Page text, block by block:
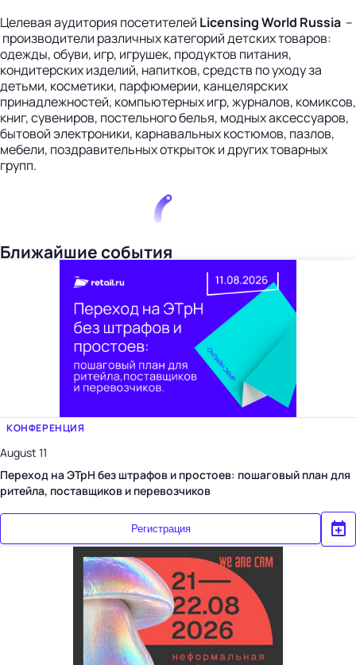
Целевая аудитория посетителей Licensing World Russia –
производители различных категорий детских товаров:
одежды, обуви, игр, игрушек, продуктов питания,
кондитерских изделий, напитков, средств по уходу за
детьми, косметики, парфюмерии, канцелярских
принадлежностей, компьютерных игр, журналов, комиксов,
книг, сувениров, постельного белья, модных аксессуаров,
бытовой электроники, карнавальных костюмов, пазлов,
мебели, поздравительных открыток и других товарных
групп.
Ближайшие события
КОНФЕРЕНЦИЯ
August 11
Переход на ЭТрН без штрафов и простоев: пошаговый план для
ритейла, поставщиков и перевозчиков
Регистрация